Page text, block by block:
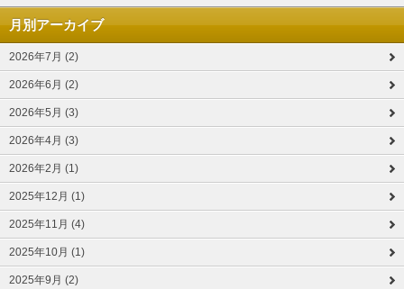
月別アーカイブ
2026年7月 (2)
2026年6月 (2)
2026年5月 (3)
2026年4月 (3)
2026年2月 (1)
2025年12月 (1)
2025年11月 (4)
2025年10月 (1)
2025年9月 (2)